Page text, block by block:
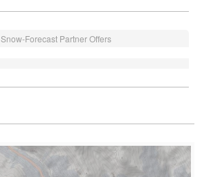
Snow-Forecast Partner Offers